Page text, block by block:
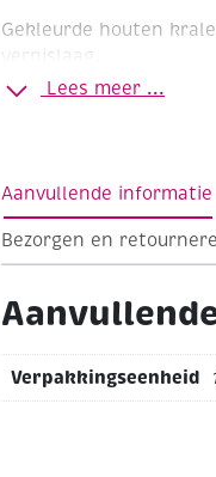
Gekleurde houten
vernislaag.
Ø 6 mmLichtbruin
Lees meer ...
Aanvullende informatie
Bezorgen en
Verpakkingseenheid